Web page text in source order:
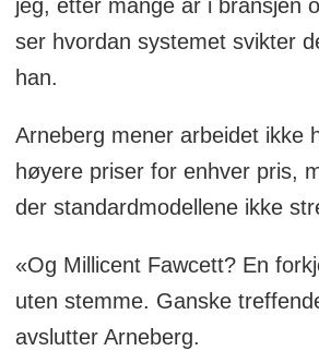
jeg, etter mange år i bransjen
ser hvordan systemet svikter
han.
Arneberg mener arbeidet ikke
høyere priser for enhver pris,
der standardmodellene ikke
«Og Millicent Fawcett? En
uten stemme. Ganske
avslutter Arneberg.